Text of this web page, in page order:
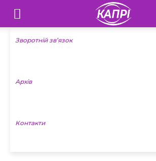
Телебачення
«Капрі»
Новини
Зворотній зв’язок
Архів
Контакти